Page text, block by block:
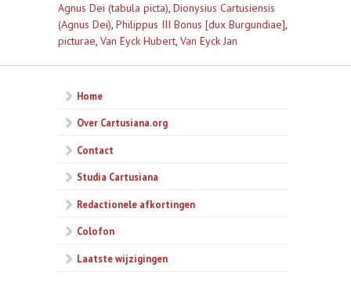
Agnus Dei (tabula picta), Dionysius Cartusiensis
(Agnus Dei), Philippus III Bonus [dux Burgundiae],
picturae, Van Eyck Hubert, Van Eyck Jan
Home
Over Cartusiana.org
Contact
Studia Cartusiana
Redactionele afkortingen
Colofon
Laatste wijzigingen